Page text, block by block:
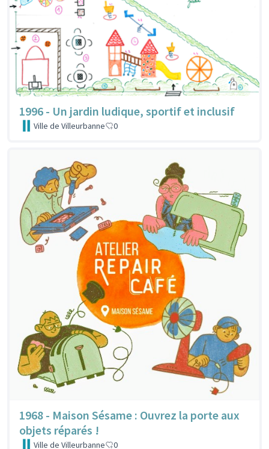
1996 - Un jardin ludique, sportif et inclusif
Ville de Villeurbanne 0
1968 - Maison Sésame : Ouvrez la porte aux
objets réparés !
Ville de Villeurbanne 0